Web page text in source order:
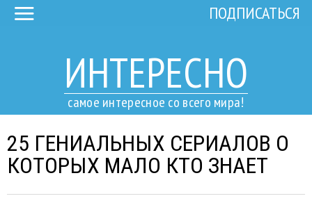
ИНТЕРЕСНО
самое интересное со всего мира!
ПОДПИСАТЬСЯ
25 ГЕНИАЛЬНЫХ СЕРИАЛОВ О
КОТОРЫХ МАЛО КТО ЗНАЕТ